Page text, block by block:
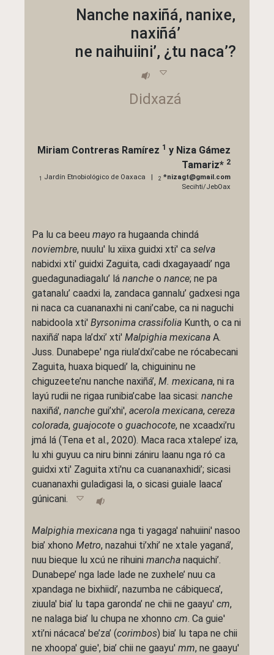
Nanche naxiñá, nanixe,
naxiñá’
ne naihuiini’, ¿tu naca’?
Didxazá
Miriam Contreras Ramírez 1 y Niza Gámez
Tamariz* 2
1 Jardín Etnobiológico de Oaxaca | 2 *nizagt@gmail.com
Secihti/JebOax
Pa lu ca beeu mayo ra hugaanda chindá
noviembre, nuulu' lu xiixa guidxi xti' ca selva
nabidxi xti' guidxi Zaguita, cadi dxagayaadi’ nga
guedagunadiagalu’ lá nanche o nance; ne pa
gatanalu’ caadxi la, zandaca gannalu’ gadxesi nga
ni naca ca cuananaxhi ni cani’cabe, ca ni naguchi
nabidoola xti' Byrsonima crassifolia Kunth, o ca ni
naxiñá’ napa la’dxi’ xti' Malpighia mexicana A.
Juss. Dunabepe' nga riula’dxi’cabe ne rócabecani
Zaguita, huaxa biquedi’ la, chiguininu ne
chiguzeete’nu nanche naxiñá’, M. mexicana, ni ra
layú rudii ne rigaa runibia’cabe laa sicasi: nanche
naxiñá', nanche gui’xhi', acerola mexicana, cereza
colorada, guajocote o guachocote, ne xcaadxi’ru
jmá lá (Tena et al., 2020). Maca raca xtalepe’ iza,
lu xhi guyuu ca niru binni zániru laanu nga ró ca
guidxi xti' Zaguita xti'nu ca cuananaxhidi’; sicasi
cuananaxhi guladigasi la, o sicasi guiale laaca’
gúnicani.
Malpighia mexicana nga ti yagaga' nahuiini' nasoo
bia’ xhono Metro, nazahui ti’xhi’ ne xtale yaganá’,
nuu bieque lu xcú ne rihuini mancha naquichi’.
Dunabepe’ nga lade lade ne zuxhele’ nuu ca
xpandaga ne bixhiidi’, nazumba ne cábiqueca’,
ziuula' bia’ lu tapa garonda’ ne chii ne gaayu' cm,
ne nalaga bia’ lu chupa ne xhonno cm. Ca guie'
xti’ni nácaca' be’za’ (corimbos) bia’ lu tapa ne chii
ne xhoopa' guie', bia’ chii ne gaayu' mm, ne gaayu'